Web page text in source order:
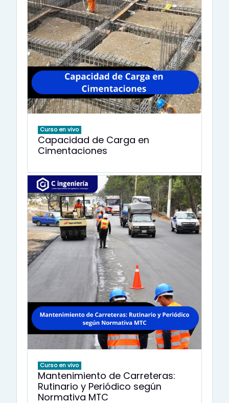
Curso en vivo
Capacidad de Carga en
Cimentaciones
Curso en vivo
Mantenimiento de Carreteras:
Rutinario y Periódico según
Normativa MTC